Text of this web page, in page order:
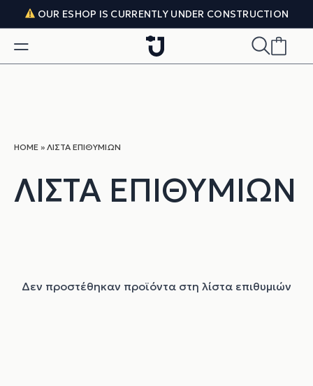
Skip to content
OUR ESHOP IS CURRENTLY UNDER CONSTRUCTION
HOME » ΛΊΣΤΑ ΕΠΙΘΥΜΙΏΝ
ΛΊΣΤΑ ΕΠΙΘΥΜΙΏΝ
Δεν προστέθηκαν προϊόντα στη λίστα επιθυμιών